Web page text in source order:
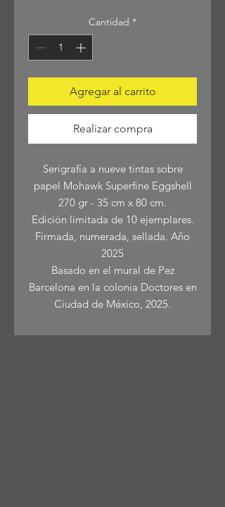
Cantidad *
Agregar al carrito
Realizar compra
Serigrafía a nueve tintas sobre
papel Mohawk Superfine Eggshell
270 gr - 35 cm x 80 cm.
Edición limitada de 10 ejemplares.
Firmada, numerada, sellada. Año
2025
Basado en el mural de Pez
Barcelona en la colonia Doctores en
Ciudad de México, 2025.